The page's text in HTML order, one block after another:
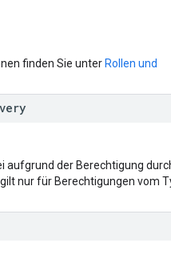
finden Sie unter Rollen und
aufgrund der Berechtigung
nur für Berechtigungen vom